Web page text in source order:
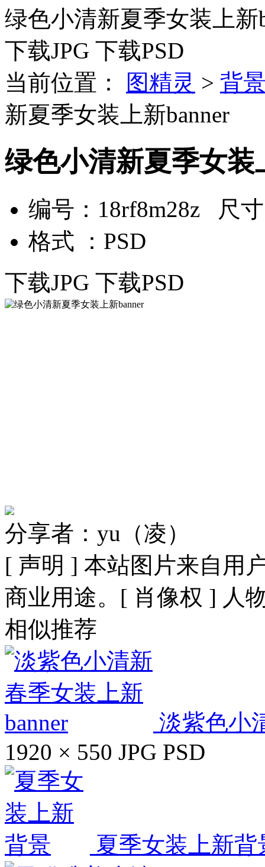
绿色小清新夏季女装上新
下载JPG 下载PSD
当前位置：
图精灵 > 背
新夏季女装上新banner
绿色小清新夏季女装
编号：18rf8m28z 尺
格式 ：PSD
下载JPG 下载PSD
分享者：yu（凌）
[ 声明 ] 本站图片来自用
商业用途。[ 肖像权 ] 人
相似推荐
淡紫色小
1920 × 550 JPG PSD
夏季女装上新背